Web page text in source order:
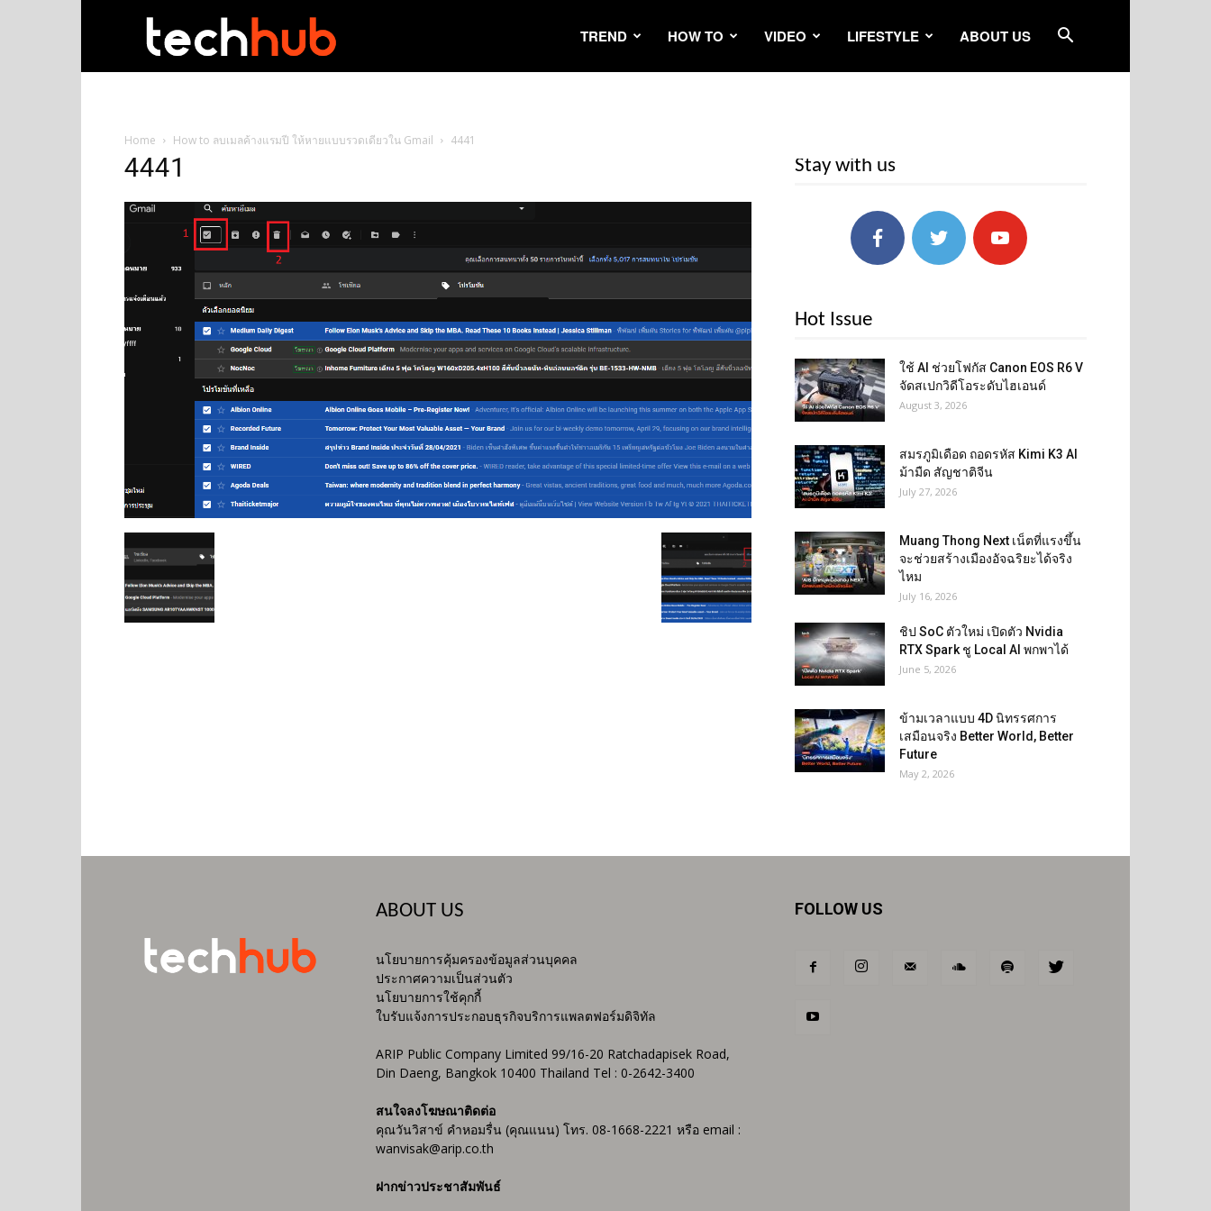
TREND HOW TO VIDEO LIFESTYLE ABOUT US
Home How to ลบเมลค้างแรมปี ให้หายแบบรวดเดียวใน Gmail 4441
4441 Stay with us
Hot Issue
ใช้ AI ช่วยโฟกัส Canon EOS R6 V
จัดสเปกวิดีโอระดับไฮเอนด์
August 3, 2026
สมรภูมิเดือด ถอดรหัส Kimi K3 AI
ม้ามืด สัญชาติจีน
July 27, 2026
Muang Thong Next เน็ตที่แรงขึ้น
จะช่วยสร้างเมืองอัจฉริยะได้จริง
ไหม
July 16, 2026
ชิป SoC ตัวใหม่ เปิดตัว Nvidia
RTX Spark ชู Local AI พกพาได้
June 5, 2026
ข้ามเวลาแบบ 4D นิทรรศการ
เสมือนจริง Better World, Better
Future
May 2, 2026
ABOUT US
นโยบายการคุ้มครองข้อมูลส่วนบุคคล
ประกาศความเป็นส่วนตัว
นโยบายการใช้คุกกี้
ใบรับแจ้งการประกอบธุรกิจบริการแพลตฟอร์มดิจิทัล
ARIP Public Company Limited 99/16-20 Ratchadapisek Road,
Din Daeng, Bangkok 10400 Thailand Tel : 0-2642-3400
สนใจลงโฆษณาติดต่อ
คุณวันวิสาข์ คำหอมรื่น (คุณแนน) โทร. 08-1668-2221 หรือ email :
wanvisak@arip.co.th
ฝากข่าวประชาสัมพันธ์
FOLLOW US